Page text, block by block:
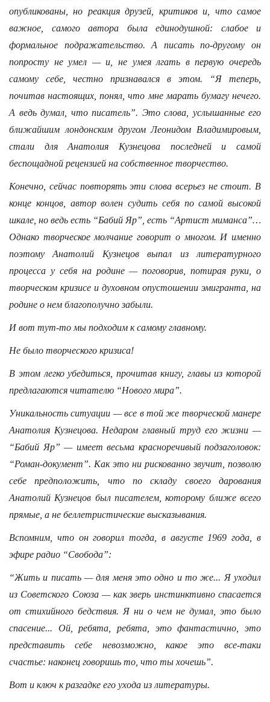
опубликованы, но реакция друзей, критиков и, что самое
важное, самого автора была единодушной: слабое и
формальное подражательство. А писать по-другому он
попросту не умел — и, не умея лгать в первую очередь
самому себе, честно признавался в этом. “Я теперь,
почитав настоящих, понял, что мне марать бумагу нечего.
А ведь думал, что писатель”. Это слова, услышанные его
ближайшим лондонским другом Леонидом Владимировым,
стали для Анатолия Кузнецова последней и самой
беспощадной рецензией на собственное творчество.
Конечно, сейчас повторять эти слова всерьез не стоит. В
конце концов, автор волен судить себя по самой высокой
шкале, но ведь есть “Бабий Яр”, есть “Артист миманса”…
Однако творческое молчание говорит о многом. И именно
поэтому Анатолий Кузнецов выпал из литературного
процесса у себя на родине — поговорив, потирая руки, о
творческом кризисе и духовном опустошении эмигранта, на
родине о нем благополучно забыли.
И вот тут-то мы подходим к самому главному.
Не было творческого кризиса!
В этом легко убедиться, прочитав книгу, главы из которой
предлагаются читателю “Нового мира”.
Уникальность ситуации — все в той же творческой манере
Анатолия Кузнецова. Недаром главный труд его жизни —
“Бабий Яр” — имеет весьма красноречивый подзаголовок:
“Роман-документ”. Как это ни рискованно звучит, позволю
себе предположить, что по складу своего дарования
Анатолий Кузнецов был писателем, которому ближе всего
прямые, а не беллетристические высказывания.
Вспомним, что он говорил тогда, в августе 1969 года, в
эфире радио “Свобода”:
“Жить и писать — для меня это одно и то же... Я уходил
из Советского Союза — как зверь инстинктивно спасается
от стихийного бедствия. Я ни о чем не думал, это было
спасение... Ой, ребята, ребята, это фантастично, это
представить себе невозможно, какое это все-таки
счастье: наконец говоришь то, что ты хочешь”.
Вот и ключ к разгадке его ухода из литературы.